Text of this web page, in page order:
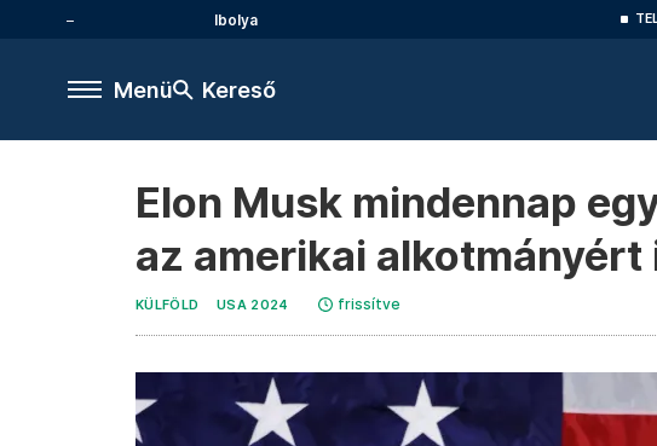
Ibolya
Menü Kereső
Elon Musk mindennap
az amerikai
KÜLFÖLD USA 2024 frissítve